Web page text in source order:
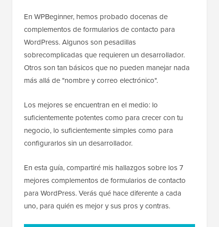
En WPBeginner, hemos probado docenas de
complementos de formularios de contacto para
WordPress. Algunos son pesadillas
sobrecomplicadas que requieren un desarrollador.
Otros son tan básicos que no pueden manejar nada
más allá de "nombre y correo electrónico".
Los mejores se encuentran en el medio: lo
suficientemente potentes como para crecer con tu
negocio, lo suficientemente simples como para
configurarlos sin un desarrollador.
En esta guía, compartiré mis hallazgos sobre los 7
mejores complementos de formularios de contacto
para WordPress. Verás qué hace diferente a cada
uno, para quién es mejor y sus pros y contras.